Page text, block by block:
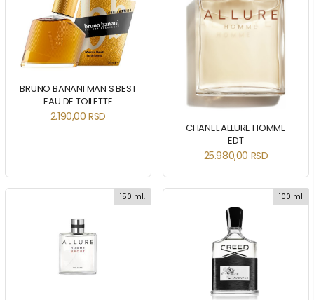
BRUNO BANANI MAN S BEST
EAU DE TOILETTE
2.190,00RSD
CHANEL ALLURE HOMME
EDT
25.980,00 RSD
150 ml. 100 ml